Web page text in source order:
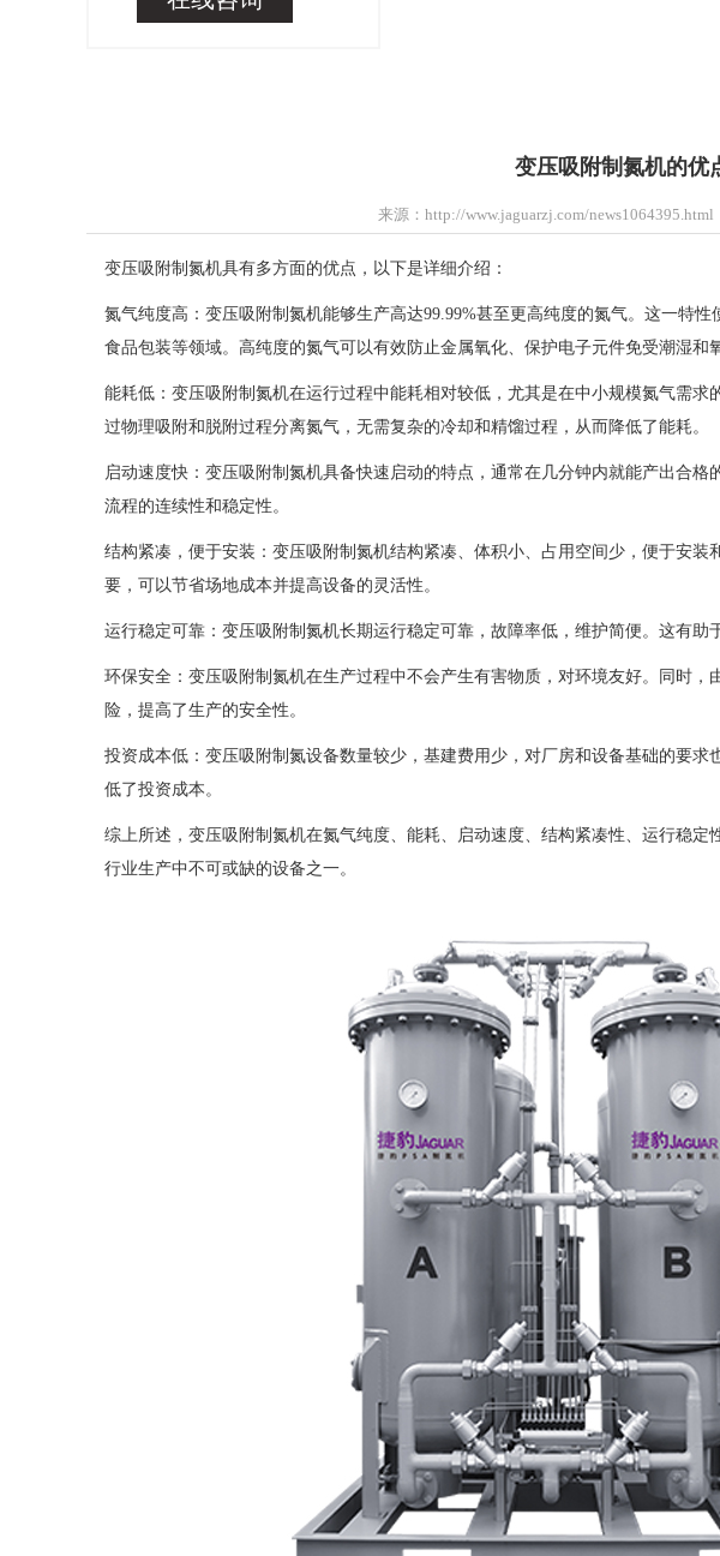
变压吸附制氮机的优
来源：http://www.jaguarzj.com/news1064395.html
变压吸附制氮机具有多方面的优点，以下是详细介绍：
氮气纯度高：变压吸附制氮机能够生产高达99.99%甚至更高纯度的氮气。这一特
食品包装等领域。高纯度的氮气可以有效防止金属氧化、保护电子元件免受潮湿和
能耗低：变压吸附制氮机在运行过程中能耗相对较低，尤其是在中小规模氮气需
过物理吸附和脱附过程分离氮气，无需复杂的冷却和精馏过程，从而降低了能耗。
启动速度快：变压吸附制氮机具备快速启动的特点，通常在几分钟内就能产出合
流程的连续性和稳定性。
结构紧凑，便于安装：变压吸附制氮机结构紧凑、体积小、占用空间少，便于安
要，可以节省场地成本并提高设备的灵活性。
运行稳定可靠：变压吸附制氮机长期运行稳定可靠，故障率低，维护简便。这有助
环保安全：变压吸附制氮机在生产过程中不会产生有害物质，对环境友好。同时
险，提高了生产的安全性。
投资成本低：变压吸附制氮设备数量较少，基建费用少，对厂房和设备基础的要
低了投资成本。
综上所述，变压吸附制氮机在氮气纯度、能耗、启动速度、结构紧凑性、运行稳
行业生产中不可或缺的设备之一。